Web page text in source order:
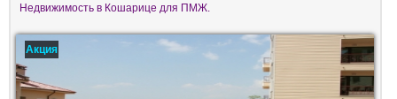
Недвижимость в Кошарице для ПМЖ.
Акция